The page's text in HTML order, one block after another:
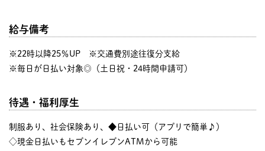
給与備考
※22時以降25％UP ※交通費別途往復分支給
※毎日が日払い対象◎（土日祝・24時間申請可）
待遇・福利厚生
制服あり、社会保険あり、◆日払い可（アプリで簡単♪）
◇現金日払いもセブンイレブンATMから可能